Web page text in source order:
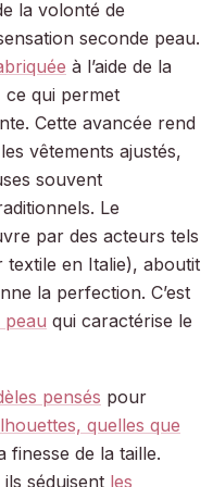
la volonté de
seconde peau.
à l’aide de la
ce qui permet
Cette avancée rend
vêtements ajustés,
souvent
Le
par des acteurs tels
textile en Italie), aboutit
la perfection. C’est
peau qui caractérise le
pensés pour
quelles que
finesse de la taille.
séduisent les